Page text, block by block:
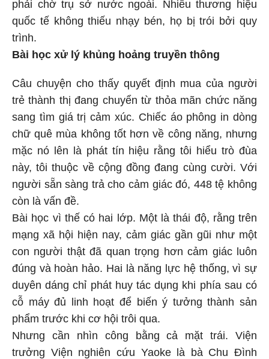
phải chờ trụ sở nước ngoài. Nhiều thương hiệu
quốc tế không thiếu nhạy bén, họ bị trói bởi quy
trình.
Bài học xử lý khủng hoảng truyền thông
Câu chuyện cho thấy quyết định mua của người
trẻ thành thị đang chuyển từ thỏa mãn chức năng
sang tìm giá trị cảm xúc. Chiếc áo phông in dòng
chữ quê mùa không tốt hơn về công năng, nhưng
mặc nó lên là phát tín hiệu rằng tôi hiểu trò đùa
này, tôi thuộc về cộng đồng đang cùng cười. Với
người sẵn sàng trả cho cảm giác đó, 448 tệ không
còn là vấn đề.
Bài học vì thế có hai lớp. Một là thái độ, rằng trên
mạng xã hội hiện nay, cảm giác gần gũi như một
con người thật đã quan trọng hơn cảm giác luôn
đúng và hoàn hảo. Hai là năng lực hệ thống, vì sự
duyên dáng chỉ phát huy tác dụng khi phía sau có
cỗ máy đủ linh hoạt để biến ý tưởng thành sản
phẩm trước khi cơ hội trôi qua.
Nhưng cần nhìn công bằng cả mặt trái. Viện
trưởng Viện nghiên cứu Yaoke là bà Chu Đình